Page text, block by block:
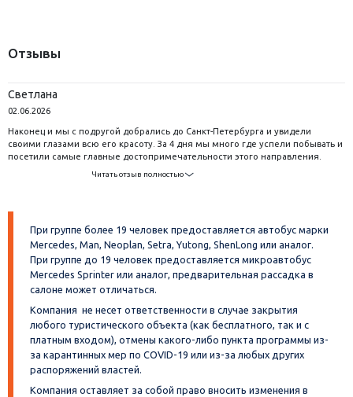
Отзывы
Светлана
02.06.2026
Наконец и мы с подругой добрались до Санкт-Петербурга и увидели
своими глазами всю его красоту. За 4 дня мы много где успели побывать и
посетили самые главные достопримечательности этого направления.
Читать отзыв полностью
При группе более 19 человек предоставляется автобус марки
Mercedes, Man, Neoplan, Setra, Yutong, ShenLong или аналог.
При группе до 19 человек предоставляется микроавтобус
Mercedes Sprinter или аналог, предварительная рассадка в
салоне может отличаться.
Компания не несет ответственности в случае закрытия
любого туристического объекта (как бесплатного, так и с
платным входом), отмены какого-либо пункта программы из-
за карантинных мер по COVID-19 или из-за любых других
распоряжений властей.
Компания оставляет за собой право вносить изменения в